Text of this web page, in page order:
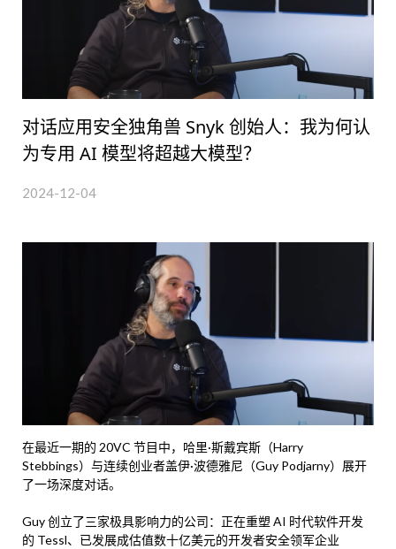
对话应用安全独角兽 Snyk 创始人：我为何认
为专用 AI 模型将超越大模型？
2024-12-04
在最近一期的 20VC 节目中，哈里·斯戴宾斯（Harry
Stebbings）与连续创业者盖伊·波德雅尼（Guy Podjarny）展开
了一场深度对话。
Guy 创立了三家极具影响力的公司：正在重塑 AI 时代软件开发
的 Tessl、已发展成估值数十亿美元的开发者安全领军企业